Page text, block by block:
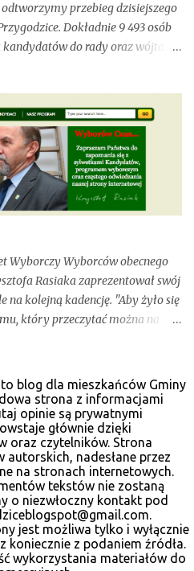
odtworzymy przebieg dzisiejszego
Dokładnie 9 493 osób
do rady oraz wójta.
nie brakowało.
kalendarium.
stronę, a kolejne newsy
w stałym kontakcie.
Wyborczy Wyborców obecnego
Rasiaka zaprezentował swój
na kolejną kadencję. "Aby żyło się
który przeczytać można na
był członkiem zarządu
Wśród kandydatów na
dobrze znanych postaci, ale
wyborcze, które udało nam
blog dla mieszkańców Gminy
strona z informacjami
opinie są prywatnymi
głównie dzięki
oraz czytelników. Strona
autorskich, nadesłane przez
na stronach internetowych.
tekstów nie zostaną
o niezwłoczny kontakt pod
jest możliwa tylko i wyłącznie
koniecznie z podaniem źródła.
wykorzystania materiałów do